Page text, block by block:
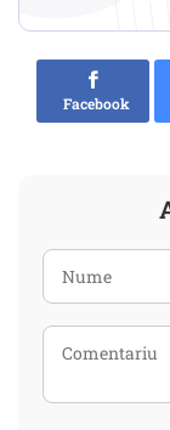
Facebook